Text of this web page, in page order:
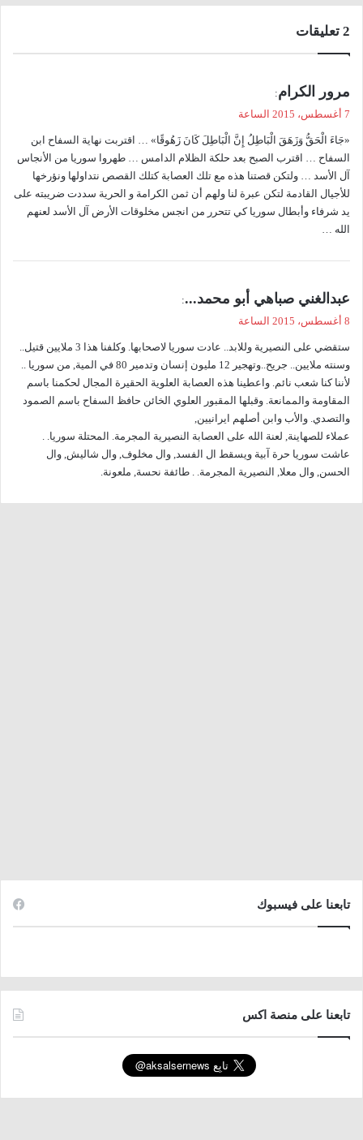
‫2 تعليقات
ل
مرور الكرام:
7 أغسطس، 2015 الساعة
«جَاءَ الْحَقُّ وَزَهَقَ الْبَاطِلُ إِنَّ الْبَاطِلَ كَانَ زَهُوقًا» … اقتربت نهاية السفاح ابن
السفاح … اقترب الصبح بعد حلكة الظلام الدامس … طهروا سوريا من الأنجاس
آل الأسد … ولتكن قصتنا هذه مع تلك العصابة كتلك القصص نتداولها ونؤرخها
للأجيال القادمة لتكن عبرة لنا ولهم أن ثمن الكرامة و الحرية سددت ضريبته على
يد شرفاء وأبطال سوريا كي تتحرر من انجس مخلوقات الأرض آل الأسد لعنهم
الله …
ي
ل
عبدالغني صباهي أبو محمد...:
8 أغسطس، 2015 الساعة
ستقضي على النصيرية وللابد.. عادت سوريا لاصحابها. وكلفنا هذا 3 ملايين قتيل..
وسنته ملايين.. جريح..وتهجير 12 مليون إنسان وتدمير 80 في المية, من سوريا ..
لأننا كنا شعب نائم. واعطينا هذه العصابة العلوية الحقيرة المجال لحكمنا باسم
المقاومة والممانعة. وقبلها المقبور العلوي الخائن حافظ السفاح باسم الصمود
والتصدي. والأب وابن أصلهم ايرانيين,
عملاء للصهاينة, لعنة الله على العصابة النصيرية المجرمة. المحتلة سوريا. .
عاشت سوريا حرة آبية ويسقط ال الفسد, وال مخلوف, وال شاليش, وال
الحسن, وال معلا, النصيرية المجرمة. . طائفة نحسة, ملعونة.
تابعنا على فيسبوك
تابعنا على منصة اكس